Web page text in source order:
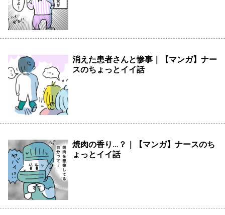
消えた患者さんと惨事｜【マンガ】ナー
スのちょっとイイ話
焼肉の香り…？｜【マンガ】ナースのち
ょっとイイ話